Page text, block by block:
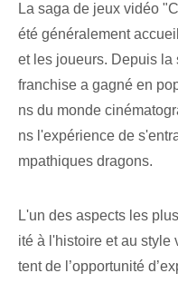
La saga de jeux vidéo
été généralement
et les joueurs. Depuis la
franchise a gagné en
ns du monde
ns l'expérience de
mpathiques dragons.
L'un des aspects les
ité à l'histoire et au style
tent de l’opportunité